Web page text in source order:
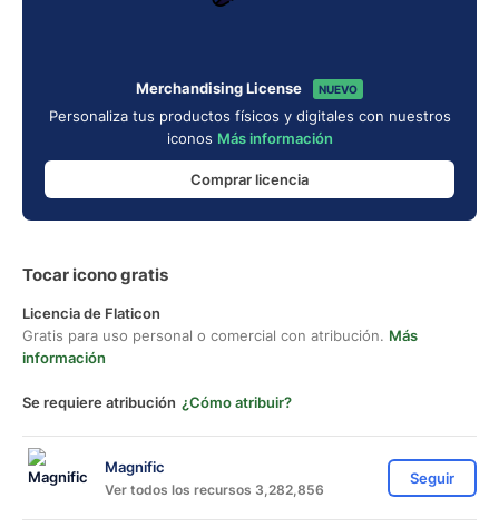
Merchandising License NUEVO
Personaliza tus productos físicos y digitales con nuestros
iconos Más información
Comprar licencia
Tocar icono gratis
Licencia de Flaticon
Gratis para uso personal o comercial con atribución. Más
información
Se requiere atribución ¿Cómo atribuir?
Magnific
Ver todos los recursos 3,282,856
Seguir